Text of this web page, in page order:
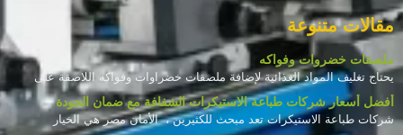
مقالات متنوعة
ملصقات خضروات وفواكه
يحتاج تغليف المواد الغذائية لإضافة ملصقات خضراوات وفواكه اللاصقة على
أفضل أسعار شركات طباعة الاستيكرات الشفافة مع ضمان الجودة
شركات طباعة الاستيكرات تعد مبحث للكثيرين ، الأمان مصر هي الخيار